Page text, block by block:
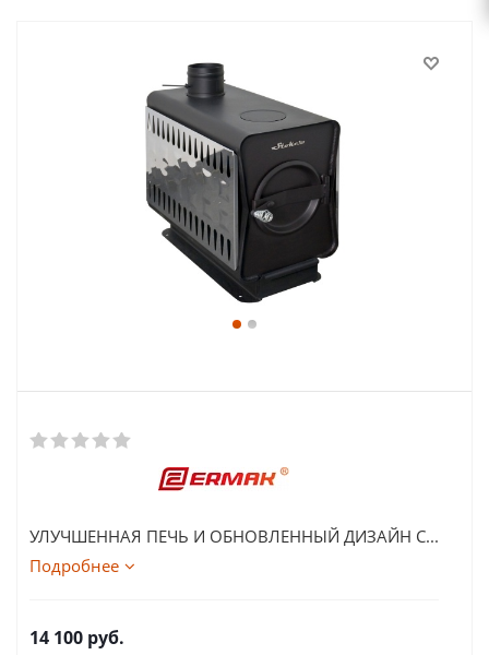
УЛУЧШЕННАЯ ПЕЧЬ И ОБНОВЛЕННЫЙ ДИЗАЙН С...
Подробнее
14 100 руб.